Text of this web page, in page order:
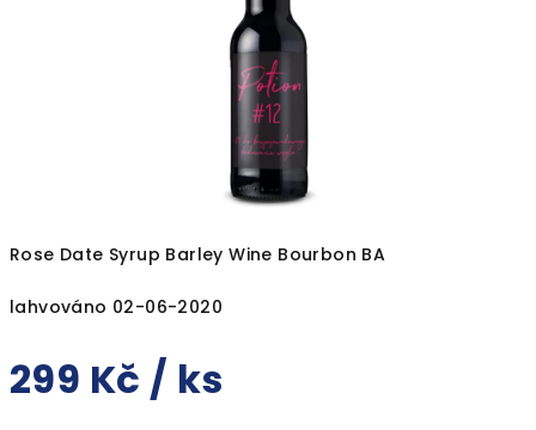
Rose Date Syrup Barley Wine Bourbon BA
lahvováno 02-06-2020
299 Kč / ks